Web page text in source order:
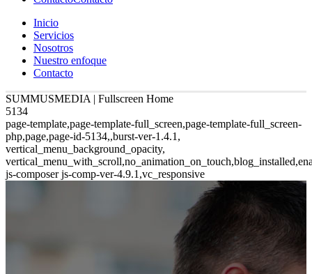
Inicio
Servicios
Nosotros
Nuestro enfoque
Contacto
SUMMUSMEDIA | Fullscreen Home
5134
page-template,page-template-full_screen,page-template-full_screen-
php,page,page-id-5134,,burst-ver-1.4.1,
vertical_menu_background_opacity,
js-composer js-comp-ver-4.9.1,vc_responsive